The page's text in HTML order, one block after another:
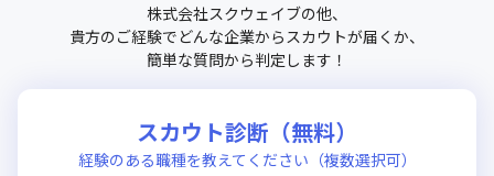
株式会社スクウェイブの他、
貴方のご経験でどんな企業からスカウトが届くか、
簡単な質問から判定します！
スカウト診断（無料）
経験のある職種を教えてください（複数選択可）